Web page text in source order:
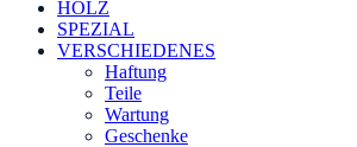
HOLZ
SPEZIAL
VERSCHIEDENES
Haftung
Teile
Wartung
Geschenke